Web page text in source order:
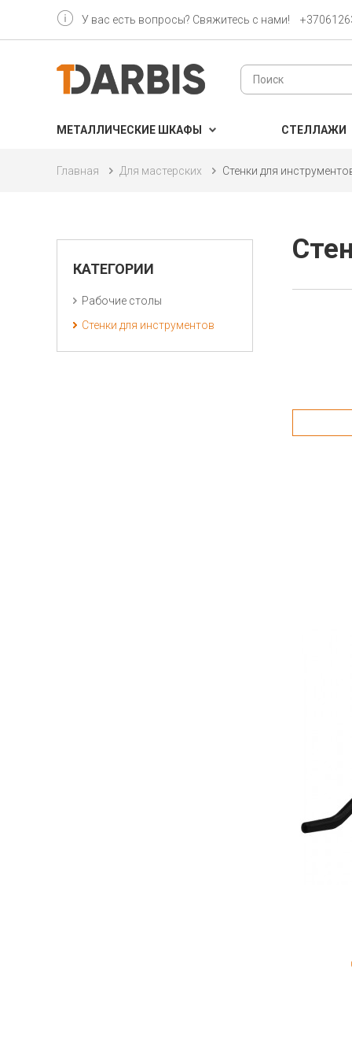
У вас есть вопросы? Свяжитесь с нами!
МЕТАЛЛИЧЕСКИЕ ШКАФЫ CТЕЛЛАЖИ
Главная Для мастерских Стенки для
КАТЕГОРИИ
Рабочие столы
Стенки для инструментов